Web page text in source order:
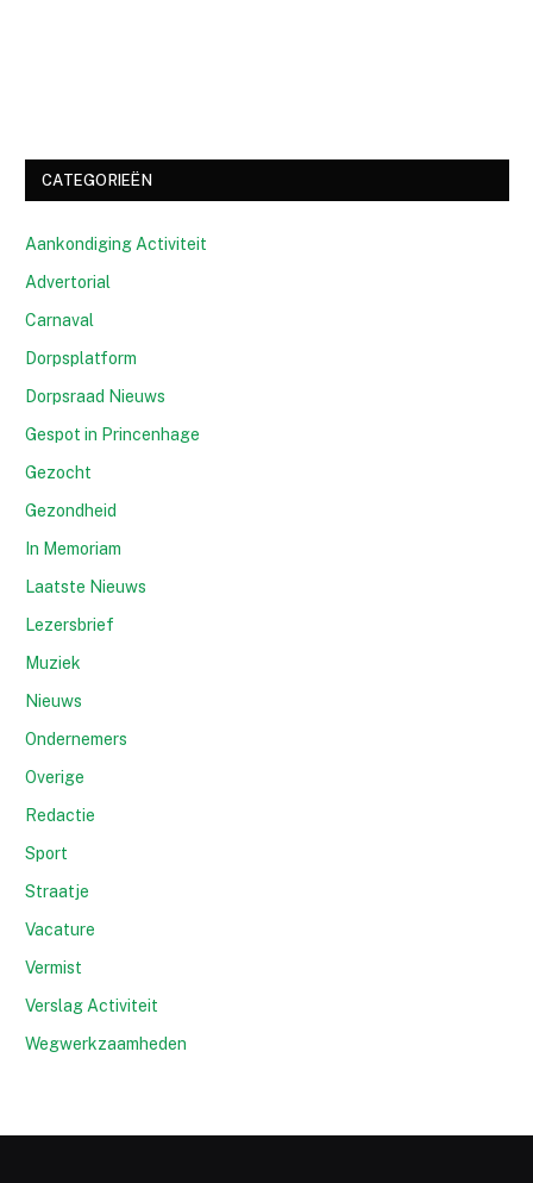
CATEGORIEËN
Aankondiging Activiteit
Advertorial
Carnaval
Dorpsplatform
Dorpsraad Nieuws
Gespot in Princenhage
Gezocht
Gezondheid
In Memoriam
Laatste Nieuws
Lezersbrief
Muziek
Nieuws
Ondernemers
Overige
Redactie
Sport
Straatje
Vacature
Vermist
Verslag Activiteit
Wegwerkzaamheden